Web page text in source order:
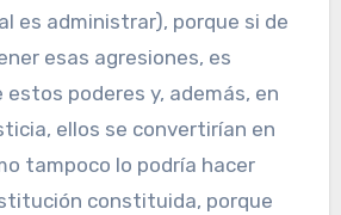
es administrar), porque si de
esas agresiones, es
poderes y, además, en
ellos se convertirían en
tampoco lo podría hacer
constituida, porque